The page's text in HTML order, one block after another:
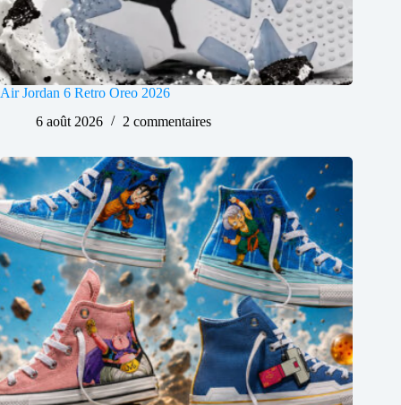
Air Jordan 6 Retro Oreo 2026
6 août 2026
2 commentaires